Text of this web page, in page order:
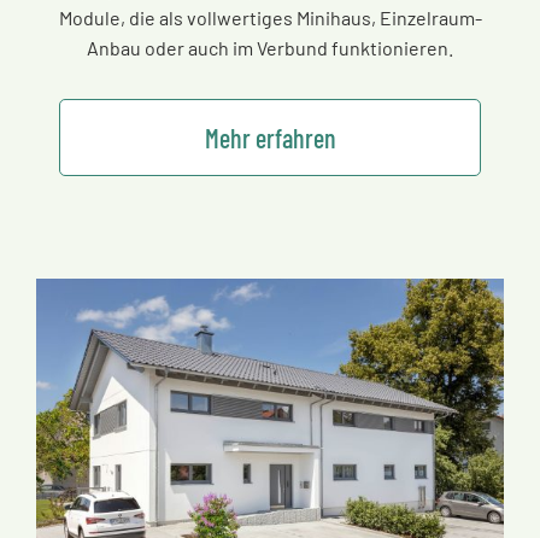
Module, die als vollwertiges Minihaus, Einzelraum-
Anbau oder auch im Verbund funktionieren.
Mehr erfahren